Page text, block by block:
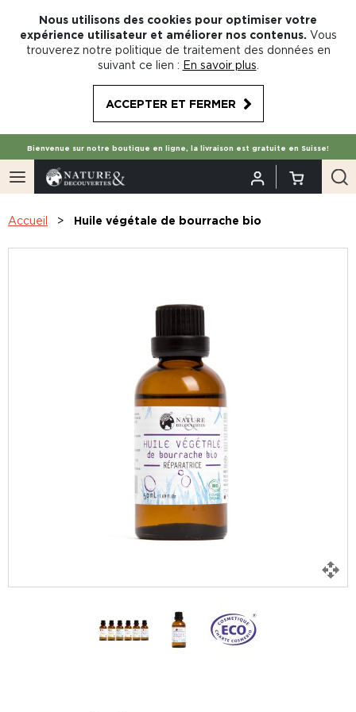
Nous utilisons des cookies pour optimiser votre
expérience utilisateur et améliorer nos contenus. Vous
trouverez notre politique de traitement des données en
suivant ce lien : En savoir plus
ACCEPTER ET FERMER
Bienvenue sur notre boutique en ligne, la livraison est gratuite en Suisse!
Accueil Huile végétale de bourrache bio